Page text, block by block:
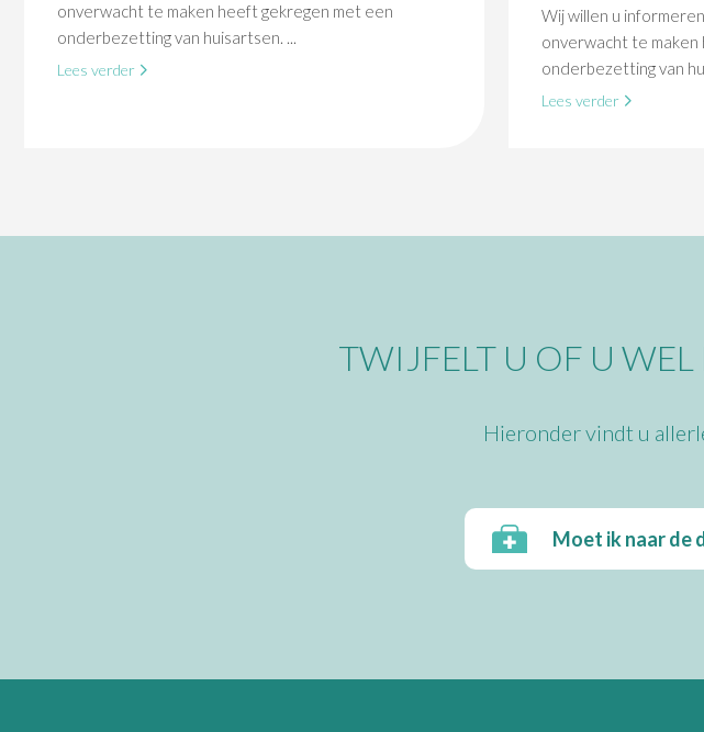
onverwacht te maken heeft gekregen met een
onderbezetting van huisartsen. ...
Lees verder
Wij willen u
onverwacht te
onderbezetting van
Lees verder
TWIJFELT U OF U
Hieronder vindt u
Moet ik naar de